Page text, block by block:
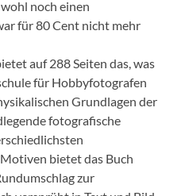
noch einen
für 80 Cent nicht mehr
auf 288 Seiten das, was
für Hobbyfotografen
Grundlagen der
fotografische
bietet das Buch
zur